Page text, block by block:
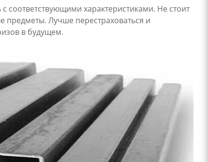
соответствующими характеристиками. Не стоит
предметы. Лучше перестраховаться и
в будущем.